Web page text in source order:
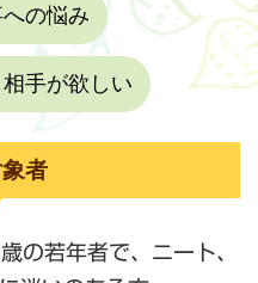
の悩み
手が欲しい
者
若年者で、ニート、